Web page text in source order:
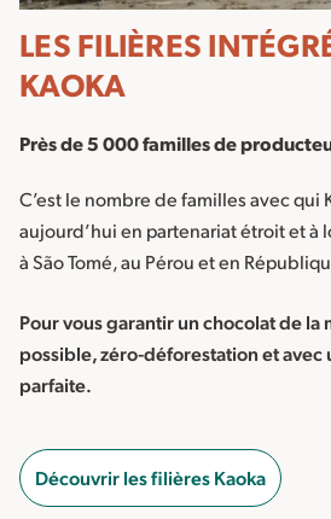
LES FILIÈRES
KAOKA
Près de 5 000 familles de
C’est le nombre de familles avec qui
aujourd’hui en partenariat étroit et à
à São Tomé, au Pérou et en
Pour vous garantir un chocolat de
possible, zéro-déforestation et avec
parfaite.
Découvrir les filières Kaoka